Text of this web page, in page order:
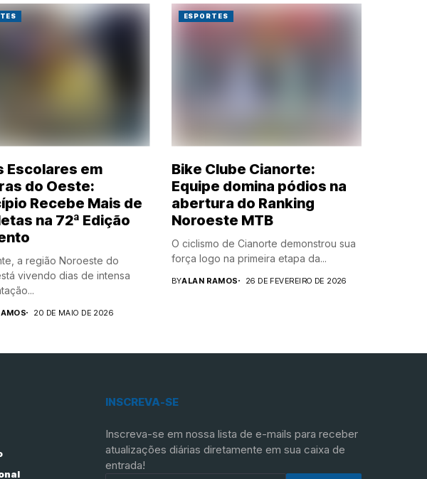
Escolares em
do Oeste:
Recebe Mais de
na 72ª Edição
a região Noroeste do
vivendo dias de intensa
20 DE MAIO DE 2026
ESPORTES
Bike Clube Cianorte:
Equipe domina pódios na
abertura do Ranking
Noroeste MTB
O ciclismo de Cianorte demonstrou sua
força logo na primeira etapa da...
BYALAN RAMOS 26 DE FEVEREIRO DE 2026
INSCREVA-SE
Inscreva-se em nossa lista de e-mails para receber
atualizações diárias diretamente em sua caixa de
entrada!